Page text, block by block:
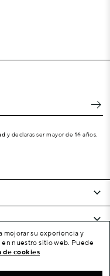
y declaras ser mayor de 16 años.
mejorar su experiencia y
nuestro sitio web. Puede
de cookies